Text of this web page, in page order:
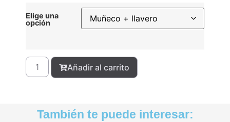
Elige una
opción
Añadir al carrito
También te puede interesar: